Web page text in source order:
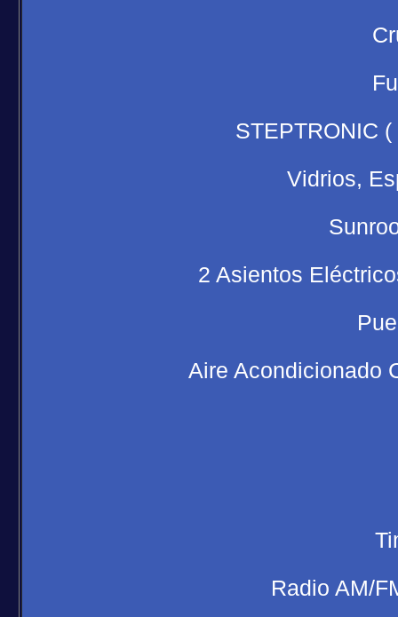
STEPTRONIC
Vidrios,
2 Asientos
Aire Acondicionado
Radio AM/